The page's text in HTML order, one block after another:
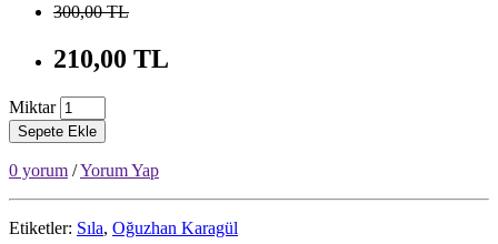
300,00 TL
210,00 TL
Miktar
Sepete Ekle
0 yorum /Yorum Yap
Etiketler: Sıla, Oğuzhan Karagül